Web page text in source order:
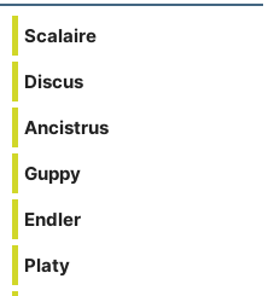
Scalaire
Discus
Ancistrus
Guppy
Endler
Platy